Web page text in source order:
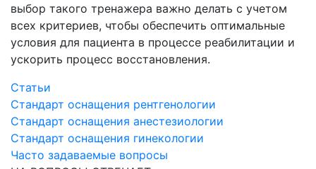
выбор такого тренажера важно делать с учетом
всех критериев, чтобы обеспечить оптимальные
условия для пациента в процессе реабилитации и
ускорить процесс восстановления.
Статьи
Стандарт оснащения рентгенологии
Стандарт оснащения анестезиологии
Стандарт оснащения гинекологии
Часто задаваемые вопросы